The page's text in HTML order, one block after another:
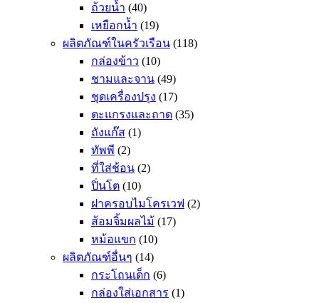
ถ้วยน้ำ (40)
เหยือกน้ำ (19)
ผลิตภัณฑ์ในครัวเรือน (118)
กล่องข้าว (10)
ชามและจาน (49)
ชุดเครื่องปรุง (17)
ตะแกรงและถาด (35)
ถังแก๊ส (1)
ทัพพี (2)
ที่ใส่ช้อน (2)
ปิ่นโต (10)
ฝาครอบไมโครเวฟ (2)
ส้อมจิ้มผลไม้ (17)
หม้อแขก (10)
ผลิตภัณฑ์อื่นๆ (14)
กระโถนเด็ก (6)
กล่องใส่เอกสาร (1)